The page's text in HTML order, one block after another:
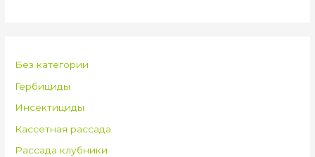
Без категории
Гербициды
Инсектициды
Кассетная рассада
Рассада клубники